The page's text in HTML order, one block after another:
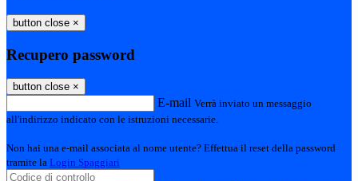
button close ×
Recupero password
button close ×
E-mail Verrà inviato un messaggio
all'indirizzo indicato con le istruzioni necessarie.
Non hai una e-mail associata al nome utente? Effettua il reset della password
tramite la Login Spaggiari